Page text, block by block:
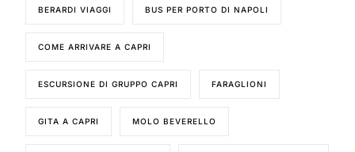
BERARDI VIAGGI BUS PER PORTO DI NAPOLI
COME ARRIVARE A CAPRI
ESCURSIONE DI GRUPPO CAPRI FARAGLIONI
GITA A CAPRI MOLO BEVERELLO